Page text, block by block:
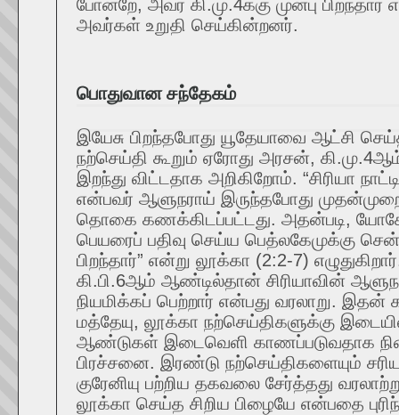
போன்றே, அவர் கி.மு.4க்கு முன்பு பிறந்தார்
அவர்கள் உறுதி செய்கின்றனர்.
பொதுவான சந்தேகம்
இயேசு பிறந்தபோது யூதேயாவை ஆட்சி
நற்செய்தி கூறும் ஏரோது அரசன்,
இறந்து விட்டதாக அறிகிறோம். “சிரியா
என்பவர் ஆளுநராய் இருந்தபோது
தொகை கணக்கிடப்பட்டது. அதன்படி,
பெயரைப் பதிவு செய்ய பெத்லகேமுக்கு
பிறந்தார்” என்று லூக்கா (2:2-7)
கி.பி.6ஆம் ஆண்டில்தான் சிரியாவின்
நியமிக்கப் பெற்றார் என்பது வரலாறு.
மத்தேயு, லூக்கா நற்செய்திகளுக்கு
ஆண்டுகள் இடைவெளி காணப்படுவதாக
பிரச்சனை. இரண்டு நற்செய்திகளையும்
குரேனியு பற்றிய தகவலை சேர்த்தது
லூக்கா செய்த சிறிய பிழையே என்பதை